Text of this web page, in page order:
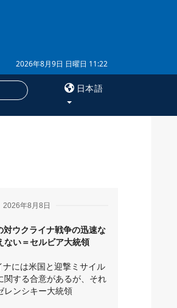
2026年8月9日 日曜日 11:22
日本語
2026年8月8日
対ウクライナ戦争の迅速な
ない＝セルビア大統領
ナには米国と迎撃ミサイル
関する合意があるが、それ
レンシキー大統領